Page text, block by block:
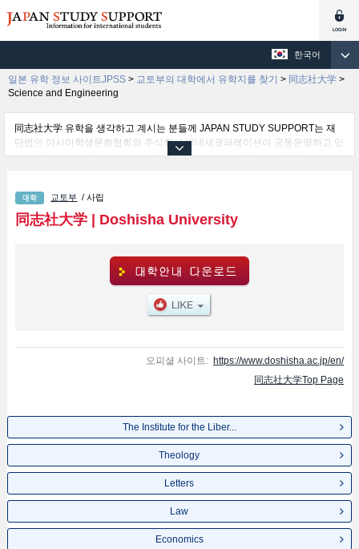
한국어
일본 유학 정보 사이트JPSS > 교토부의 대학에서 유학지를 찾기 > 同志社大学 >
Science and Engineering
同志社大学 유학을 생각하고 계시는 분들께 JAPAN STUDY SUPPORT는 재
단법인 아시아학생문화협회와 주식회사 베네세코퍼레이션이 공동운영하고 있
는 외국인 유학생을 위한 일본유학정보 사이트입니다. 同志社大学 The
Studies 학부및Policy Studies 학부및Culture and Information Science 학부및
Health and Sports Science 학부및Life and Medical Sciences 학부및
Psychology 학부및Global Communications 학부및Global and Regional
유학정보를 찾고 계시는 분들은 꼭 이용해 보시기 바랍니다. 이 외에도 외국인
유학생을 모집을 하고 있는 1,300여 개의 대학・대학원・단기대학・전문학교
의 정보도 게재하고ㅇ 있습니다.
교토부 / 사립
同志社大学| Doshisha University
오피셜 사이트: https://www.doshisha.ac.jp/en/
同志社大学Top Page
The Institute for the Liber...
Theology
Letters
Law
Economics